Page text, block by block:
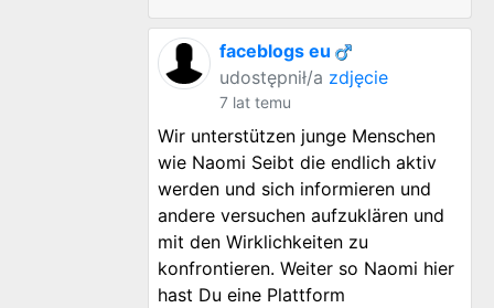
faceblogs eu
udostępnił/a zdjęcie
7 lat temu
Wir unterstützen junge Menschen
wie Naomi Seibt die endlich aktiv
werden und sich informieren und
andere versuchen aufzuklären und
mit den Wirklichkeiten zu
konfrontieren. Weiter so Naomi hier
hast Du eine Plattform